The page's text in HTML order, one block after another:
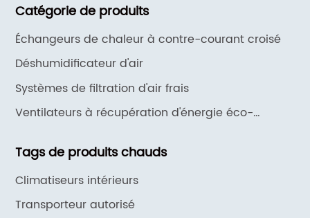
et de services réactifs.
Catégorie de produits
Échangeurs de chaleur à contre-courant croisé
Déshumidificateur d'air
Systèmes de filtration d'air frais
Ventilateurs à récupération d'énergie éco-
Tags de produits chauds
Climatiseurs intérieurs
Transporteur autorisé